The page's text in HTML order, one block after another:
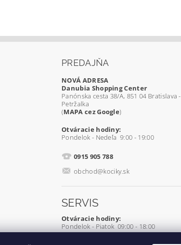
PREDAJŇA
NOVÁ ADRESA
Danubia Shopping Center
Panónska cesta 38/A, 851 04 Bratislava -
Petržalka
(MAPA cez Google)
Otváracie hodiny:
Pondelok - Nedeľa 9:00 - 19:00
0915 905 788
obchod@kociky.sk
SERVIS
Otváracie hodiny:
Pondelok - Piatok 09:00 - 18:00